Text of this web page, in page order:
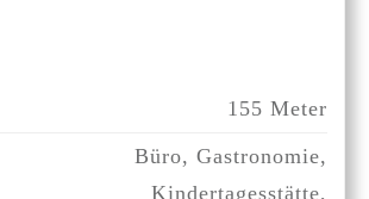
155 Meter
Büro, Gastronomie,
Kindertagesstätte,